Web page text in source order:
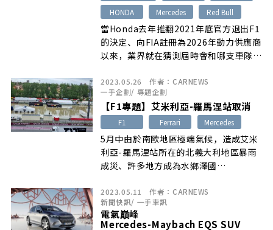
HONDA
Mercedes Red Bull
當Honda去年推翻2021年底官方退出F1
的決定、向FIA註冊為2026年動力供應商
以來，業界就在猜測屆時會和哪支車隊合
2023.05.26 作者： CARNEWS
一手企劃/ 專題企劃
【F1專題】艾米利亞-羅馬涅站取消
F1 Ferrari Mercedes
5月中由於南歐地區極端氣候，造成艾米
利亞-羅馬涅站所在的北義大利地區暴雨
成災、許多地方成為水鄉澤國…
2023.05.11 作者： CARNEWS
新聞快訊/ 一手車訊
電氣巔峰
Mercedes-Maybach EQS SUV